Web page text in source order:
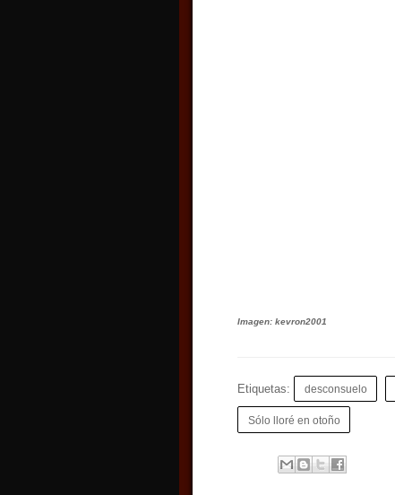
Imagen: kevron2001
Etiquetas: desconsuelo
Sólo lloré en otoño